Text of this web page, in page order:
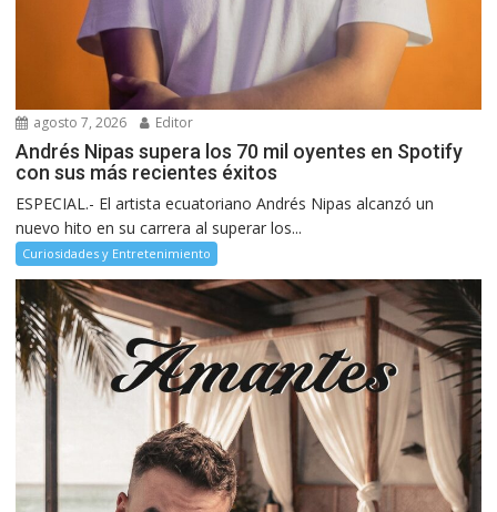
agosto 7, 2026 Editor
Andrés Nipas supera los 70 mil oyentes en Spotify
con sus más recientes éxitos
ESPECIAL.- El artista ecuatoriano Andrés Nipas alcanzó un
nuevo hito en su carrera al superar los...
Curiosidades y Entretenimiento